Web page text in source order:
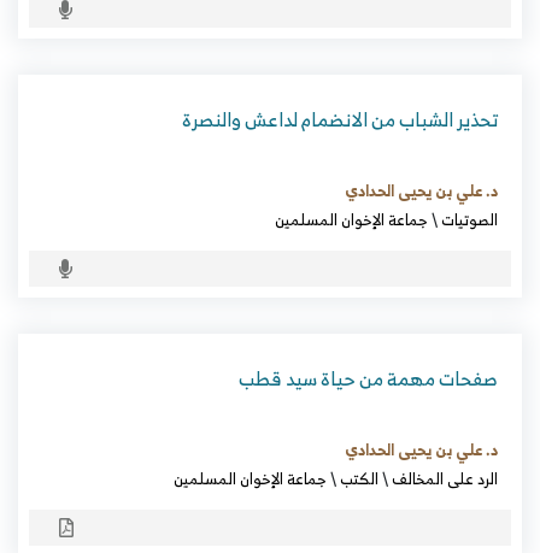
تحذير الشباب من الانضمام لداعش والنصرة
د. علي بن يحيى الحدادي
الصوتيات\جماعة الإخوان المسلمين
صفحات مهمة من حياة سيد قطب
د. علي بن يحيى الحدادي
الرد على المخالف\الكتب\جماعة الإخوان المسلمين